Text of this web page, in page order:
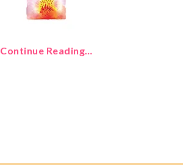
Continue Reading…